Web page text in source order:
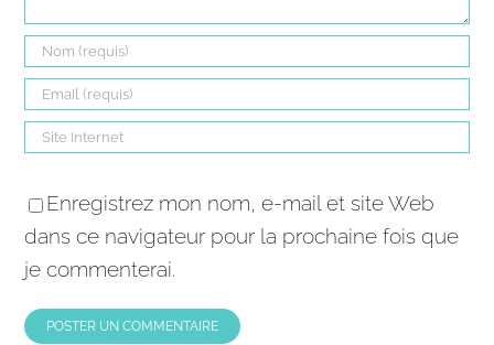
Enregistrez mon nom, e-mail et site Web
dans ce navigateur pour la prochaine fois que
je commenterai.